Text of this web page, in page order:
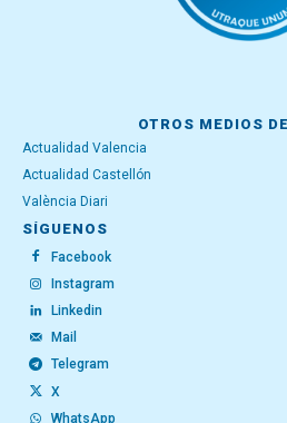
OTROS MEDIOS
Actualidad Valencia
Actualidad Castellón
València Diari
SÍGUENOS
Facebook
Instagram
Linkedin
Mail
Telegram
X
WhatsApp